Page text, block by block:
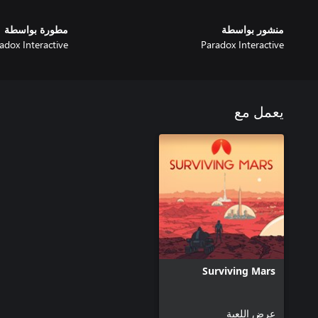
منشور بواسطة
Paradox Interactive
مطورة بواسطة
Interactive
يعمل مع
Surviving Mars
عرض اللعبة